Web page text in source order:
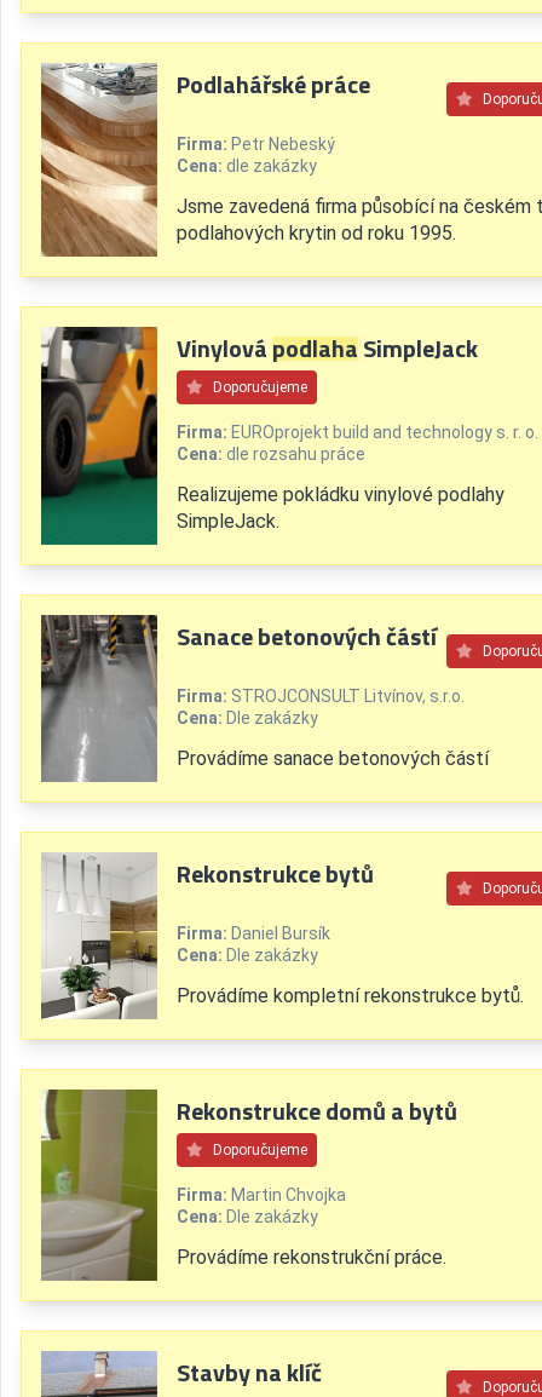
Podlahářské práce
Firma: Petr Nebeský
Cena: dle zakázky
Jsme zavedená firma působící na českém
podlahových krytin od roku 1995.
VinylovápodlahaSimpleJack
Doporučujeme
Firma: EUROprojekt build and technology s. r. o.
Cena: dle rozsahu práce
Realizujeme pokládku vinylové podlahy
SimpleJack.
Sanace betonových částí
Firma: STROJCONSULT Litvínov, s.r.o.
Cena: Dle zakázky
Provádíme sanace betonových částí
Rekonstrukce bytů
Firma: Daniel Bursík
Cena: Dle zakázky
Provádíme kompletní rekonstrukce bytů.
Rekonstrukce domů a bytů
Doporučujeme
Firma: Martin Chvojka
Cena: Dle zakázky
Provádíme rekonstrukční práce.
Stavby na klíč